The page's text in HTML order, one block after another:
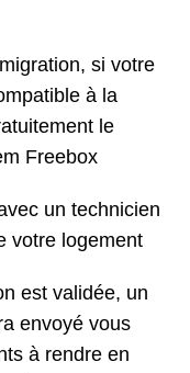
si votre
à la
le
Freebox
un technicien
votre logement
est validée, un
envoyé vous
à rendre en